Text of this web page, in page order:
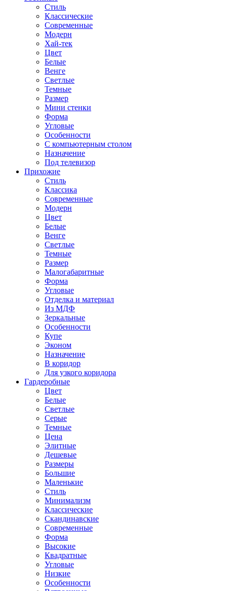
Стиль
Классические
Современные
Модерн
Хай-тек
Цвет
Белые
Венге
Светлые
Темные
Размер
Мини стенки
Форма
Угловые
Особенности
С компьютерным столом
Назначение
Под телевизор
Прихожие
Стиль
Классика
Современные
Модерн
Цвет
Белые
Венге
Светлые
Темные
Размер
Малогабаритные
Форма
Угловые
Отделка и материал
Из МДФ
Зеркальные
Особенности
Купе
Эконом
Назначение
В коридор
Для узкого коридора
Гардеробные
Цвет
Белые
Светлые
Серые
Темные
Цена
Элитные
Дешевые
Размеры
Большие
Маленькие
Стиль
Минимализм
Классические
Скандинавские
Современные
Форма
Высокие
Квадратные
Угловые
Низкие
Особенности